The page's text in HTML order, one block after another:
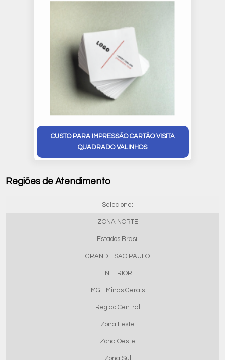
CUSTO PARA IMPRESSÃO CARTÃO VISITA
QUADRADO VALINHOS
Regiões de Atendimento
Selecione:
ZONA NORTE
Estados Brasil
GRANDE SÃO PAULO
INTERIOR
MG - Minas Gerais
Região Central
Zona Leste
Zona Oeste
Zona Sul